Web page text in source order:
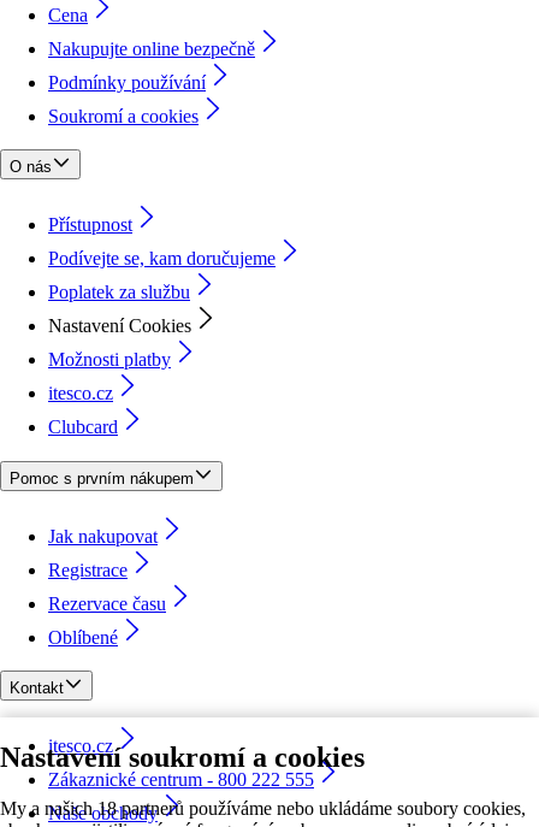
Nastavení soukromí a cookies
My a našich 18 partnerů používáme nebo ukládáme soubory cookies,
Cena
Nakupujte online bezpečně
Podmínky používání
Soukromí a cookies
O nás
Přístupnost
Podívejte se, kam doručujeme
Poplatek za službu
Nastavení Cookies
Možnosti platby
itesco.cz
Clubcard
Pomoc s prvním nákupem
Jak nakupovat
Registrace
Rezervace času
Oblíbené
Kontakt
itesco.cz
Zákaznické centrum - 800 222 555
Naše obchody